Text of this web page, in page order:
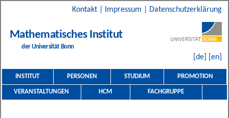
Kontakt Impressum Datenschutzerklärung
Mathematisches Institut
der Universität Bonn
[de] [en]
INSTITUT PERSONEN STUDIUM PROMOTION
VERANSTALTUNGEN HCM FACHGRUPPE